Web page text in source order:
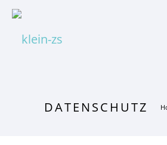
DATENSCHUTZ